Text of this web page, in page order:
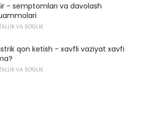
- semptomları va davolash
VA SO'GLIK
qon ketish - xavfli vaziyat xavfi
VA SO'GLIK